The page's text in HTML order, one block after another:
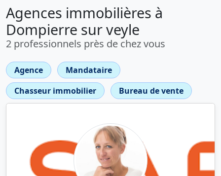
Agences immobilières à
Dompierre sur veyle
2 professionnels près de chez vous
Agence
Mandataire
Chasseur immobilier
Bureau de vente